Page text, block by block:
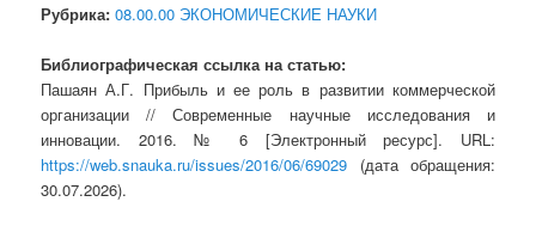
Рубрика: 08.00.00 ЭКОНОМИЧЕСКИЕ НАУКИ
Библиографическая ссылка на статью:
Пашаян А.Г. Прибыль и ее роль в развитии коммерческой
организации // Современные научные исследования и
инновации. 2016. № 6 [Электронный ресурс]. URL:
https://web.snauka.ru/issues/2016/06/69029 (дата обращения:
30.07.2026).